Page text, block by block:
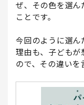
ぜ、その色を選ん
ことです。
今回のように選ん
理由も、子どもが
ので、その違いを